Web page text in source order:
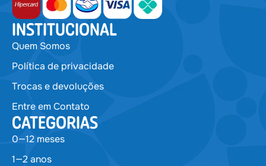
INSTITUCIONAL
Quem Somos
Política de privacidade
Trocas e devoluções
Entre em Contato
CATEGORIAS
0—12 meses
1—2 anos